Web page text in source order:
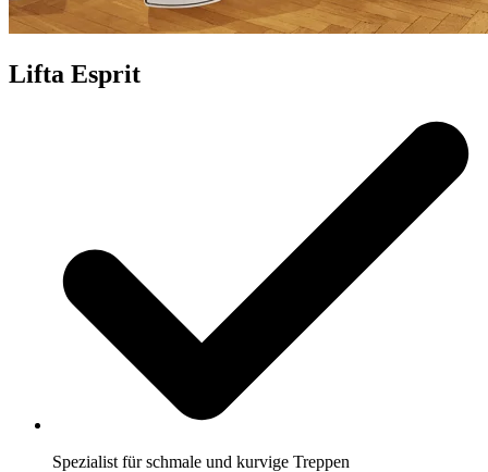
Lifta Esprit
Spezialist für schmale und kurvige Treppen